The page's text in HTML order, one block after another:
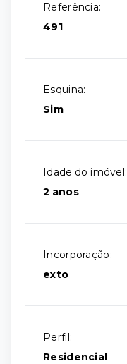
Referência:
491
Esquina:
Sim
Idade do imóvel:
2 anos
Incorporação:
exto
Perfil:
Residencial